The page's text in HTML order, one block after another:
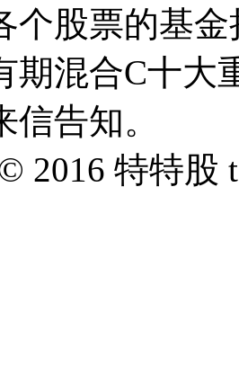
个股票的基
期混合C十大
告知。
2016 特特股